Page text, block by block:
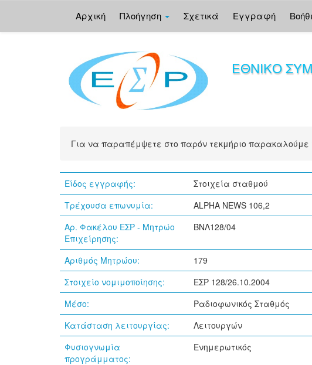
Αρχική Πλοήγηση Σχετικά Εγγραφή
ΕΘΝΙΚΟ
Για να παραπέμψετε στο παρόν τεκμήριο
Είδος εγγραφής:
Στοιχεία σταθμού
Τρέχουσα επωνυμία:
ALPHA NEWS 106,2
Αρ. Φακέλου ΕΣΡ - Μητρώο
Επιχείρησης:
ΒΝΛ128/04
Αριθμός Μητρώου:
179
Στοιχείο νομιμοποίησης:
ΕΣΡ 128/26.10.2004
Μέσο:
Ραδιοφωνικός Σταθμός
Κατάσταση λειτουργίας:
Λειτουργών
Φυσιογνωμία
προγράμματος:
Ενημερωτικός